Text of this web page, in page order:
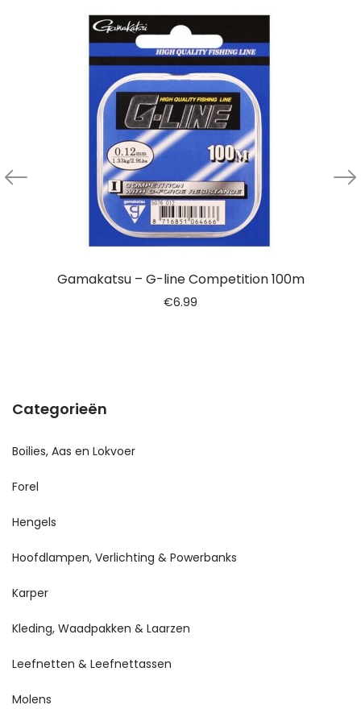
Gamakatsu – G-line Competition 100m
€6.99
Categorieën
Boilies, Aas en Lokvoer
Forel
Hengels
Hoofdlampen, Verlichting & Powerbanks
Karper
Kleding, Waadpakken & Laarzen
Leefnetten & Leefnettassen
Molens